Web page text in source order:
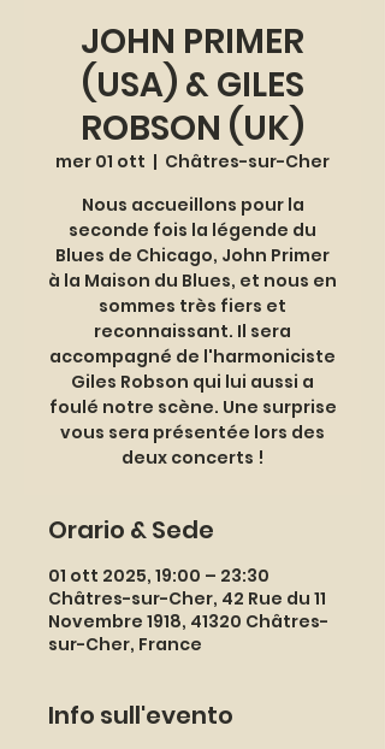
JOHN PRIMER
(USA) & GILES
ROBSON (UK)
mer 01 ott
  |
Châtres-sur-Cher
Nous accueillons pour la
seconde fois la légende du
Blues de Chicago, John Primer
à la Maison du Blues, et nous en
sommes très fiers et
reconnaissant. Il sera
accompagné de l'harmoniciste
Giles Robson qui lui aussi a
foulé notre scène. Une surprise
vous sera présentée lors des
deux concerts !
Orario & Sede
01 ott 2025, 19:00 – 23:30
Châtres-sur-Cher, 42 Rue du 11
Novembre 1918, 41320 Châtres-
sur-Cher, France
Info sull'evento